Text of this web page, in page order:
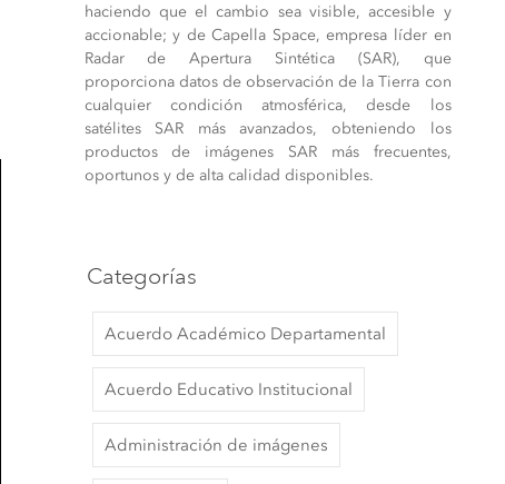
haciendo que el cambio sea visible, accesible y
accionable; y de Capella Space, empresa líder en
Radar de Apertura Sintética (SAR), que
proporciona datos de observación de la Tierra con
cualquier condición atmosférica, desde los
satélites SAR más avanzados, obteniendo los
productos de imágenes SAR más frecuentes,
oportunos y de alta calidad disponibles.
Categorías
Acuerdo Académico Departamental
Acuerdo Educativo Institucional
Administración de imágenes